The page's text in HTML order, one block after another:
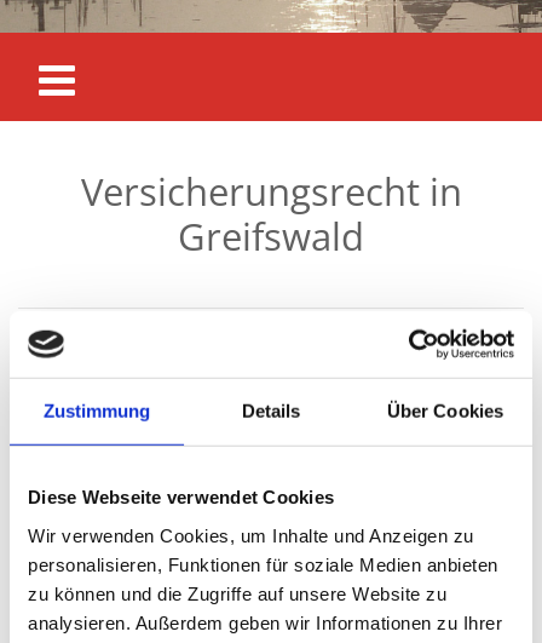
Zustimmung Details Über Cookies
Diese Webseite verwendet Cookies
Wir verwenden Cookies, um Inhalte und Anzeigen zu
personalisieren, Funktionen für soziale Medien anbieten
zu können und die Zugriffe auf unsere Website zu
analysieren. Außerdem geben wir Informationen zu Ihrer
Versicherungsrecht in
Greifswald
Zurück zur Übersicht
ausgerichtet. Vor dem Hintergrund der mehrjährigen
Tätigkeit von Frau Rechtsanwältin Anja Mauderer-Reise in der
Versicherungsbranche gehören alle mit dem
Versicherungsverhältnis verbundenen Rechtsfragen und
Probleme zu den besonderen Interessen der Rechtsanwältin.